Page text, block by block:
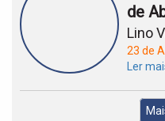
de
Lino
23 de
Ler